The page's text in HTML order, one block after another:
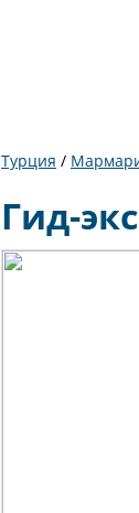
Турция /
Гид-